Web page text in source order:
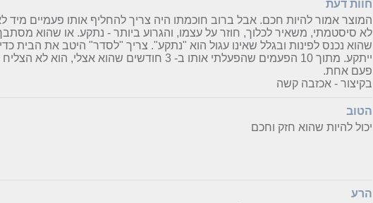
חוות דעת
המוצר אמור להיות חכם. אבל ברוב חוכמתו היה צריך להחליף אותו פעמיים מיד
לא סיסטמתי, משאיר לכלוך, חוזר על עצמו, והגרוע ביותר - נתקע. או שהוא
שהוא נכנס לפינות ובגלל שאינו עגול הוא "נתקע". צריך "לסדר" היטב את הבית
ייתקע. מתוך 10 הפעמים שהפעלתי אותו ב- 3 חודשים שהוא
פעם אחת.
בקיצור - אכזבה קשה
הטוב
יכול להיות שהוא חזק וחכם
הרע